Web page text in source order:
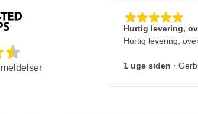
Hurtig levering,
Hurtig levering,
1 uge siden ·